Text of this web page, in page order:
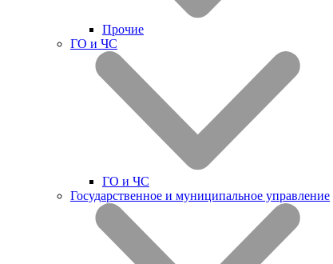
Прочие
ГО и ЧС
ГО и ЧС
Государственное и муниципальное управление